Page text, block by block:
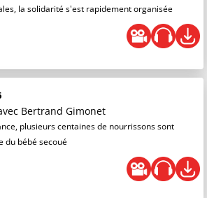
la solidarité s'est rapidement organisée
Bertrand Gimonet
plusieurs centaines de nourrissons sont
du bébé secoué